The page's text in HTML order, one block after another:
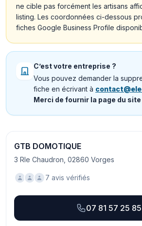
ne cible pas forcément les artisans
listing. Les coordonnées ci-dessous
fiches Google Business Profile
C’est votre entreprise ?
Vous pouvez demander la
fiche en écrivant à
Merci de fournir la page du
GTB DOMOTIQUE
3 Rle Chaudron, 02860 Vorges
7 avis vérifiés
07 81 57 25 85